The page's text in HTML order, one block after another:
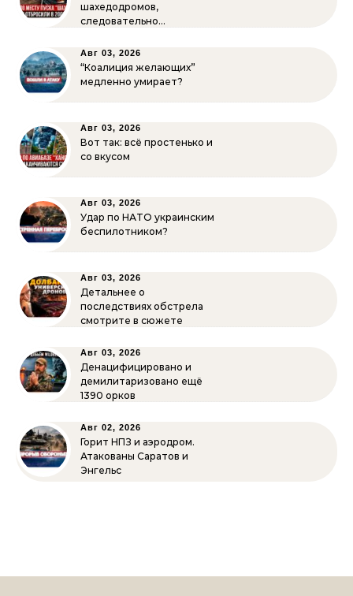
шахедодромов,
следовательно…
Авг 03, 2026
“Коалиция желающих”
медленно умирает?
Авг 03, 2026
Вот так: всё простенько и
со вкусом
Авг 03, 2026
Удар по НАТО украинским
беспилотником?
Авг 03, 2026
Детальнее о
последствиях обстрела
смотрите в сюжете
Авг 03, 2026
Денацифицировано и
демилитаризовано ещё
1390 орков
Авг 02, 2026
Горит НПЗ и аэродром.
Атакованы Саратов и
Энгельс